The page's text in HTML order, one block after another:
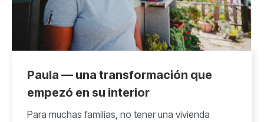
Paula — una transformación que
empezó en su interior
Para muchas familias, no tener una vivienda